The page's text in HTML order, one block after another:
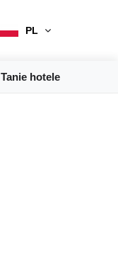
PL
Tanie hotele